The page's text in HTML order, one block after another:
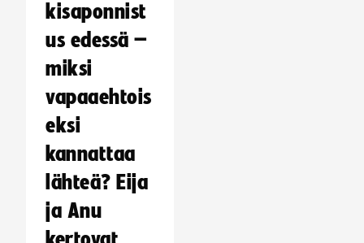
kisaponnist
us edessä –
miksi
vapaaehtois
eksi
kannattaa
lähteä? Eija
ja Anu